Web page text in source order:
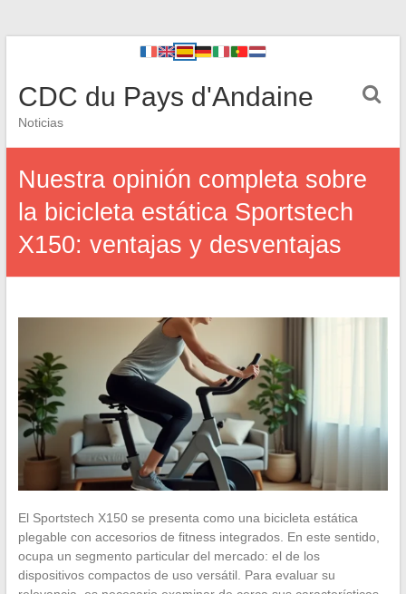
CDC du Pays d'Andaine
Noticias
Nuestra opinión completa sobre
la bicicleta estática Sportstech
X150: ventajas y desventajas
El Sportstech X150 se presenta como una bicicleta estática
plegable con accesorios de fitness integrados. En este sentido,
ocupa un segmento particular del mercado: el de los
dispositivos compactos de uso versátil. Para evaluar su